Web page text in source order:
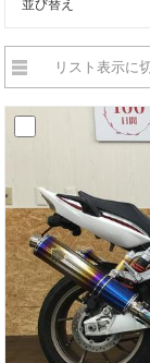
並び替え
リスト表示に